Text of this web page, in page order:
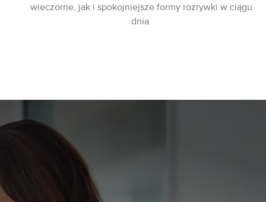
wieczorne, jak i spokojniejsze formy rozrywki w ciągu
dnia.